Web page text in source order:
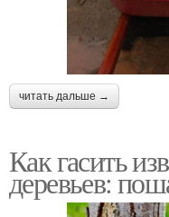
читать дальше →
Как гасить
деревьев: